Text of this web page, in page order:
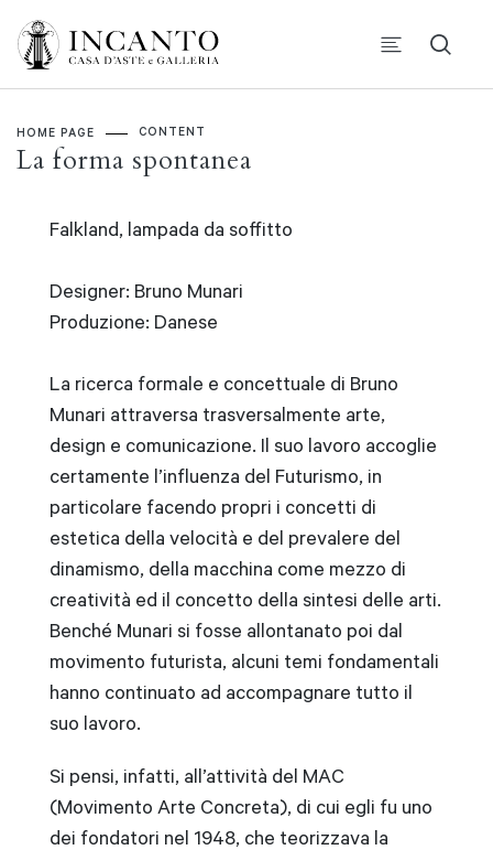
HOME PAGE CONTENT
La forma spontanea
Falkland, lampada da soffitto
Designer: Bruno Munari
Produzione: Danese
La ricerca formale e concettuale di Bruno
Munari attraversa trasversalmente arte,
design e comunicazione. Il suo lavoro accoglie
certamente l’influenza del Futurismo, in
particolare facendo propri i concetti di
estetica della velocità e del prevalere del
dinamismo, della macchina come mezzo di
creatività ed il concetto della sintesi delle arti.
Benché Munari si fosse allontanato poi dal
movimento futurista, alcuni temi fondamentali
hanno continuato ad accompagnare tutto il
suo lavoro.
Si pensi, infatti, all’attività del MAC
(Movimento Arte Concreta), di cui egli fu uno
dei fondatori nel 1948, che teorizzava la